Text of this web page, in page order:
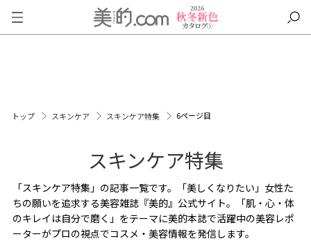
トップ スキンケア スキンケア特集 6ページ目
スキンケア特集
「スキンケア特集」の記事一覧です。「美しくなりたい」女性た
ちの願いを追求する美容雑誌『美的』公式サイト。「肌・心・体
のキレイは自分で磨く」をテーマに美的本誌で活躍中の美容レポ
ーターがプロの視点でコスメ・美容情報を発信します。